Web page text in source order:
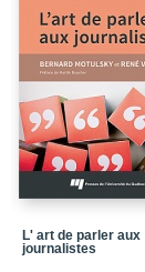
L' art de parler aux
journalistes